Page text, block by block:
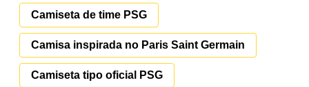
Camiseta de time PSG
Camisa inspirada no Paris Saint Germain
Camiseta tipo oficial PSG